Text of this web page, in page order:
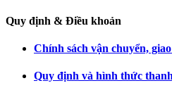
Quy định & Điều khoản
Chính sách vận chuyển,
Quy định và hình thức